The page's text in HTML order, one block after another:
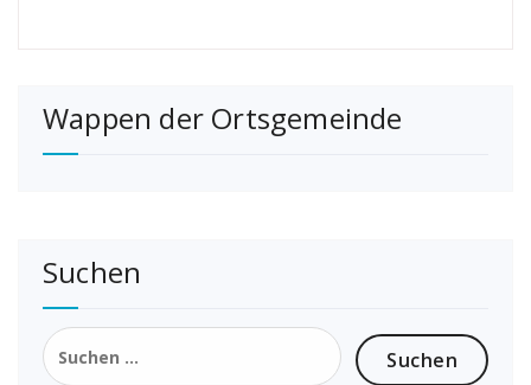
Wappen der Ortsgemeinde
Suchen
Suchen
nach: